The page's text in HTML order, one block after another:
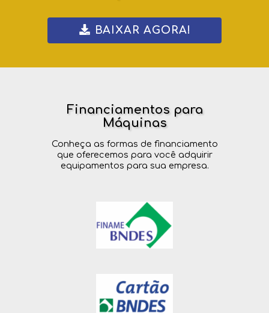
BAIXAR AGORA!
Financiamentos para
Máquinas
Conheça as formas de financiamento
que oferecemos para você adquirir
equipamentos para sua empresa.